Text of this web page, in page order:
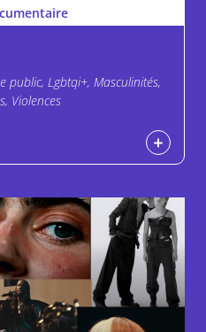
public, Lgbtqi+, Masculinités,
Violences